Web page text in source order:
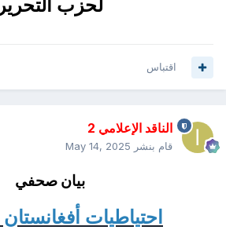
لحزب التحرير
اقتباس
الناقد الإعلامي 2
قام بنشر May 14, 2025
بيان صحفي
احتياطيات أفغانستان